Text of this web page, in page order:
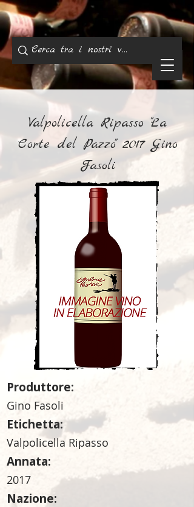
Valpolicella Ripasso "La
Corte del Pazzo" 2017 Gino
Fasoli
Produttore:
Gino Fasoli
Etichetta:
Valpolicella Ripasso
Annata:
2017
Nazione: